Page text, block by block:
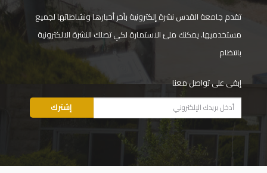
تقدم جامعة القدس نشرة إلكترونية بآخر أخبارها ونشاطاتها لجميع
مستخدميها. يمكنك ملئ الاستمارة لكي تصلك النشرة الالكترونية
بانتظام
إبقى على تواصل معنا